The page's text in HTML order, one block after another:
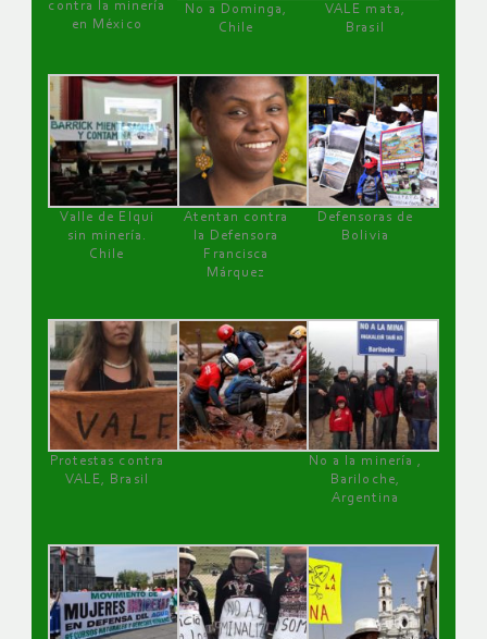
contra la minería
en México
No a Dominga,
Chile
VALE mata,
Brasil
Valle de Elqui
sin minería.
Chile
Atentan contra
la Defensora
Francisca
Márquez
Defensoras de
Bolivia
Protestas contra
VALE, Brasil
No a la minería ,
Bariloche,
Argentina